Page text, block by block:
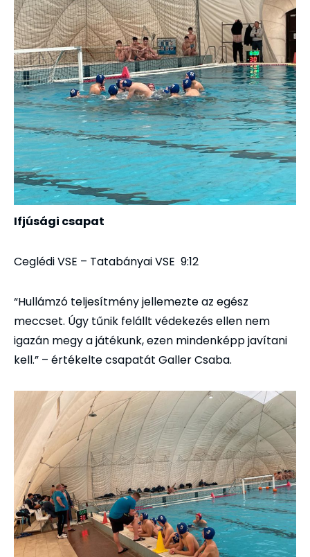
Ifjúsági csapat
Ceglédi VSE – Tatabányai VSE 9:12
“Hullámzó teljesítmény jellemezte az egész
meccset. Úgy tűnik felállt védekezés ellen nem
igazán megy a játékunk, ezen mindenképp javítani
kell.” – értékelte csapatát Galler Csaba.